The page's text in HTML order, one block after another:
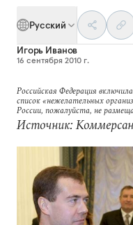
Русский
Игорь Иванов
16 сентября 2010 г.
Российская Федерация
список «нежелательных
России, пожалуйста, не
Источник: